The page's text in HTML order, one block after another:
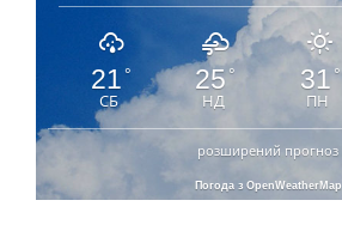
21 °
СБ
25°
НД
31 °
ПН
розширений прогноз
Погода з OpenWeatherMap